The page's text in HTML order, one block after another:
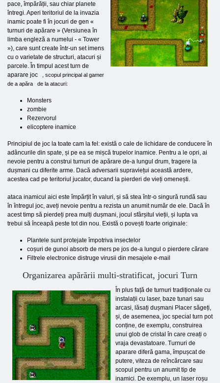
pace, împărății, sau chiar planete
întregi. Aperi teritoriul de la invazia
inamic poate fi în jocuri de gen «
turnuri de apărare » (Versiunea în
limba engleză a numelui - « Tower
»), care sunt create într-un set imens
cu o varietate de structuri, atacuri și
parcele. În timpul acest turn de
aparare joc
, scopul principal al gamer
de a apăra
de la atacuri:
Monsters
zombie
Rezervorul
elicoptere inamice
Principiul de joc la toate cam la fel: există o cale de lichidare de conducere în
adâncurile din spate, și pe ea se mișcă trupelor inamice. Pentru a le opri, ai
nevoie pentru a construi turnuri de apărare de-a lungul drum, tragere la
dușmani cu diferite arme. Dacă adversarii supraviețui această ardere,
acestea cad pe teritoriul jucator, ducand la pierderi de vieți omenești.
ataca inamicul aici este împărțit în valuri, și să stea într-o singură rundă sau
în întregul joc, aveți nevoie pentru a rezista un anumit număr de ele. Dacă în
acest timp să pierdeți prea mulți dușmani, jocul sfârșitul vieții, și lupta va
trebui să înceapă peste tot din nou. Există o povești foarte originale:
Plantele sunt protejate împotriva insectelor
coșuri de gunoi absorb de mers pe jos de-a lungul o pierdere cărare
Filtrele electronice distruge virusii din mesajele e-mail
Organizarea apărării multi-stratificat, jocuri Turn
În plus față de turnuri tradiționale cu
instalații cu laser, baze tunari sau
arcasi, lăsați dușmani Placer săgeți,
și, de asemenea, joc special turn pot
conține, de exemplu, construirea
unui glob de cristal în care creați o
vraja devastatoare. Turnuri de
aparare diferă gama, împușcat de
putere, viteza de reîncărcare sau
scopul pentru un anumit tip de
inamici. De exemplu, un laser roșu